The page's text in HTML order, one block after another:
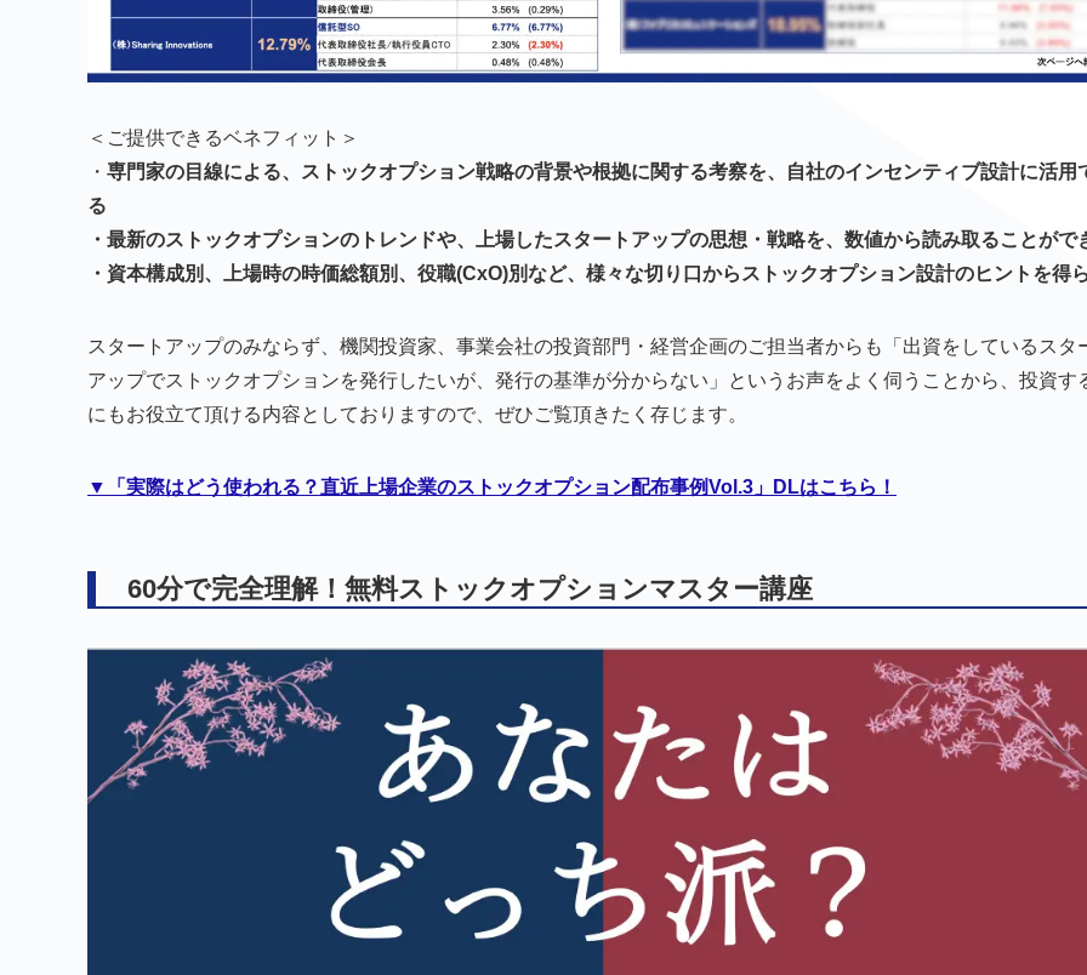
＜ご提供できるベネフィット＞
・ 専門家の目線による、ストックオプション戦略の背景や根拠に関する考察を、自社のインセンティブ設計に活用
る
・最新のストックオプションのトレンドや、上場したスタートアップの思想・戦略を、数値から読み取ることがで
・資本構成別、上場時の時価総額別、役職(CxO)別など、様々な切り口からストックオプション設計のヒントを得
スタートアップのみならず、機関投資家、事業会社の投資部門・経営企画のご担当者からも「出資をしているスタ
アップでストックオプションを発行したいが、発行の基準が分からない」というお声をよく伺うことから、投資す
にもお役立て頂ける内容としておりますので、ぜひご覧頂きたく存じます。
▼ 「実際はどう使われる？直近上場企業のストックオプション配布事例Vol.3」DLはこちら！
60分で完全理解！無料ストックオプションマスター講座